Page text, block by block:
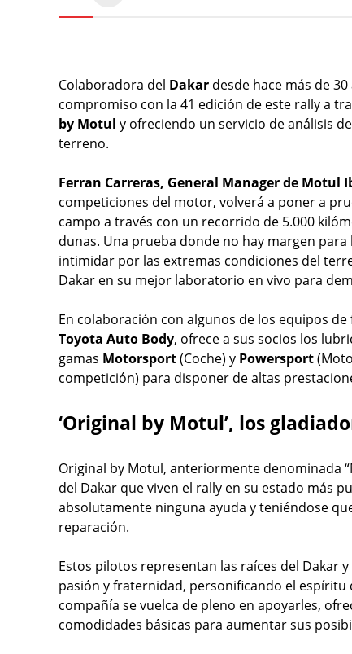
Colaboradora del Dakar desde hace más de
compromiso con la 41 edición de este rally a
by Motul y ofreciendo un servicio de análisis
terreno.
Ferran Carreras, General Manager de Motul
competiciones del motor, volverá a poner a
campo a través con un recorrido de 5.000
dunas. Una prueba donde no hay margen
intimidar por las extremas condiciones del
Dakar en su mejor laboratorio en vivo para
En colaboración con algunos de los equipos
Toyota Auto Body, ofrece a sus socios los
gamas Motorsport(Coche) y Powersport
competición) para disponer de altas
‘Original by Motul’, los
Original by Motul, anteriormente denominada
del Dakar que viven el rally en su estado más
absolutamente ninguna ayuda y teniéndose
reparación.
Estos pilotos representan las raíces del Dakar
pasión y fraternidad, personificando el espíritu
compañía se vuelca de pleno en apoyarles,
comodidades básicas para aumentar sus